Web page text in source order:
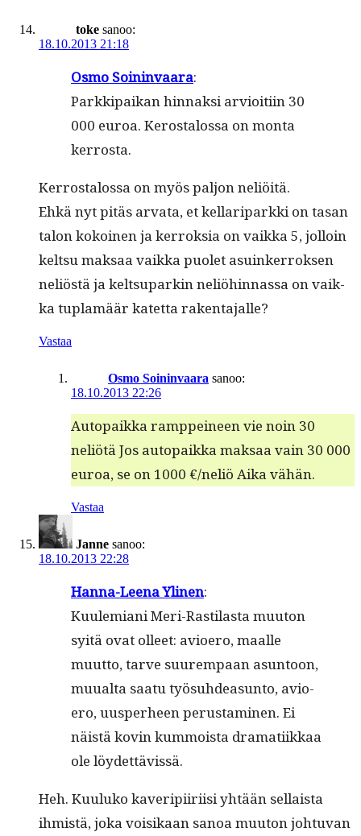
toke sanoo:
18.10.2013 21:18
Osmo Soin­in­vaara:
Parkkipaikan hin­naksi arvioiti­in 30
000 euroa. Kerostalos­sa on mon­ta
kerrosta.
Ker­rostalos­sa on myös paljon neliöitä.
Ehkä nyt pitäs arva­ta, et kel­lar­i­park­ki on tasan
talon kokoinen ja ker­roksia on vaik­ka 5, jol­loin
kelt­su mak­saa vaik­ka puo­let asuinker­roksen
neliöstä ja kelt­su­parkin neliöhin­nas­sa on vaik­
ka tuplamäär katet­ta rakentajalle?
Vastaa
Osmo Soininvaara sanoo:
18.10.2013 22:26
Autopaik­ka ramppei­neen vie noin 30
neliötä Jos autopaik­ka mak­saa vain 30 000
euroa, se on 1000 €/neliö Aika vähän.
Vastaa
Janne sanoo:
18.10.2013 22:28
Han­na-Leena Yli­nen:
Kuulemi­ani Meri-Rasti­las­ta muu­ton
syitä ovat olleet: avio­ero, maalle
muut­to, tarve suurem­paan asun­toon,
muual­ta saatu työ­suhdea­sun­to, avio­
ero, uus­per­heen perus­t­a­mi­nen. Ei
näistä kovin kum­moista dra­mati­ikkaa
ole löydettävissä.
Heh. Kuu­luko kaveripi­iri­isi yhtään sel­l­aista
ihmistä, joka voisikaan sanoa muu­ton johtu­van